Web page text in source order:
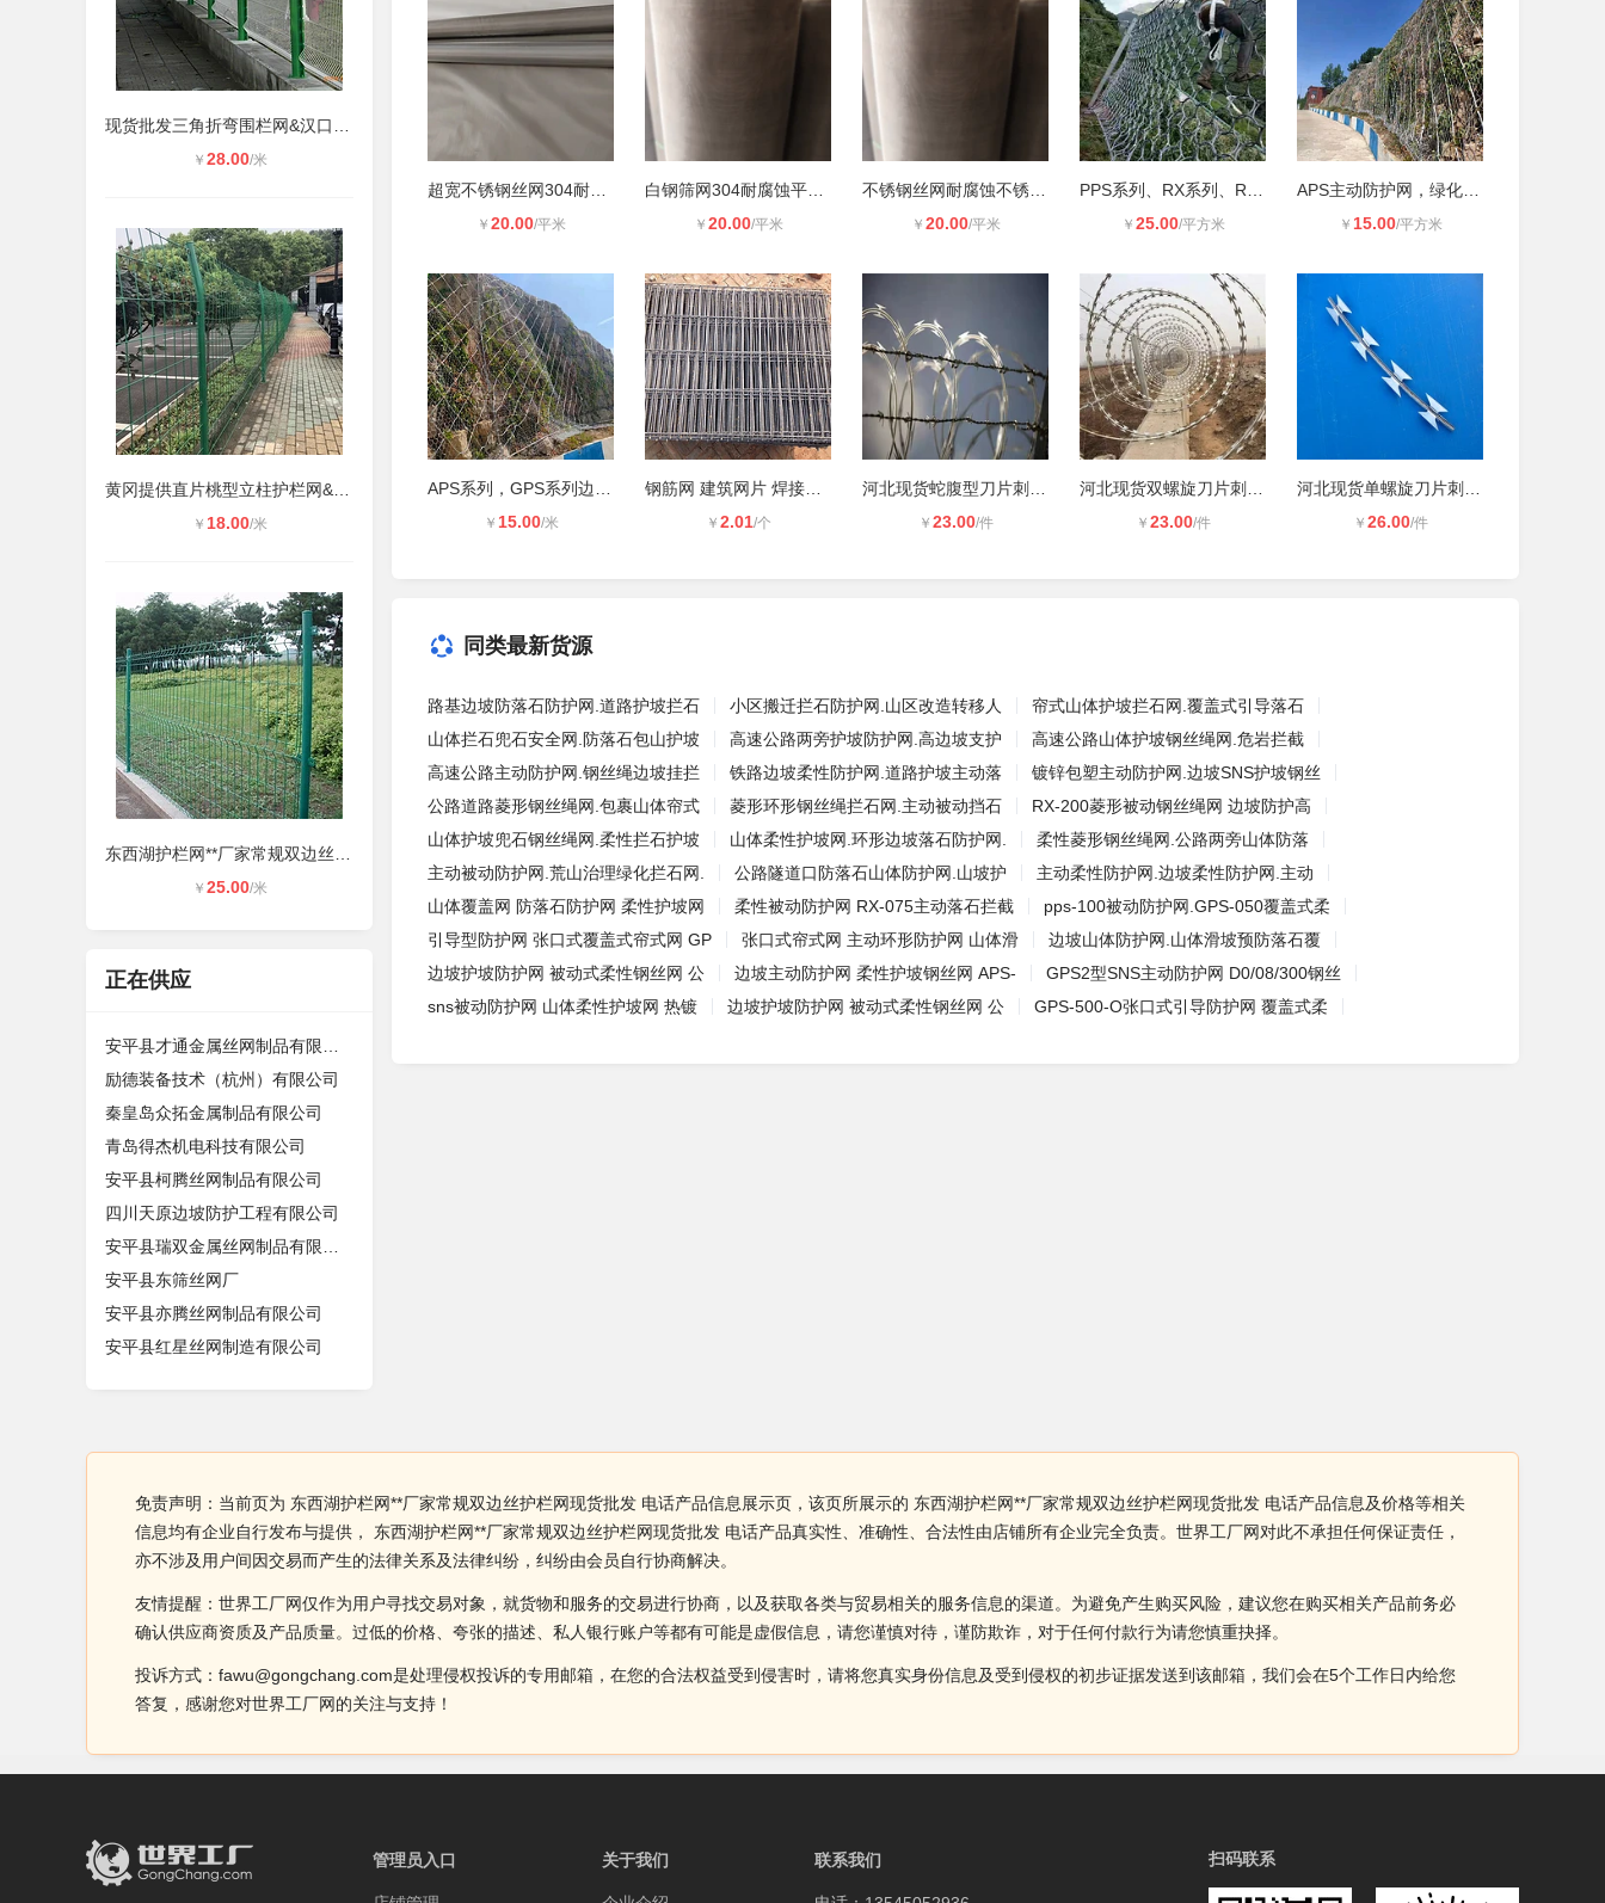
￥ 28.00/米
￥ 18.00/米
￥ 25.00/米
正在供应
励德装备技术（杭州）有限公司
秦皇岛众拓金属制品有限公司
青岛得杰机电科技有限公司
安平县柯腾丝网制品有限公司
四川天原边坡防护工程有限公司
安平县东筛丝网厂
安平县亦腾丝网制品有限公司
安平县红星丝网制造有限公司
￥ 20.00/平米 ￥ 20.00/平米 ￥ 20.00/平米 ￥ 25.00/平方米 ￥ 15.00/平方米
￥ 15.00/米 ￥ 2.01/个 ￥ 23.00/件 ￥ 23.00/件 ￥ 26.00/件
同类最新货源
路基边坡防落石防护网.道路护坡拦石 小区搬迁拦石防护网.山区改造转移人
帘式山体护坡拦石网.覆盖式引导落石
山体拦石兜石安全网.防落石包山护坡
高速公路两旁护坡防护网.高边坡支护
高速公路山体护坡钢丝绳网.危岩拦截
高速公路主动防护网.钢丝绳边坡挂拦
铁路边坡柔性防护网.道路护坡主动落
镀锌包塑主动防护网.边坡SNS护坡钢丝
公路道路菱形钢丝绳网.包裹山体帘式
菱形环形钢丝绳拦石网.主动被动挡石
RX-200菱形被动钢丝绳网 边坡防护高
山体护坡兜石钢丝绳网.柔性拦石护坡
山体柔性护坡网.环形边坡落石防护网.
柔性菱形钢丝绳网.公路两旁山体防落
主动被动防护网.荒山治理绿化拦石网.
公路隧道口防落石山体防护网.山坡护
主动柔性防护网.边坡柔性防护网.主动
山体覆盖网 防落石防护网 柔性护坡网
柔性被动防护网 RX-075主动落石拦截
pps-100被动防护网.GPS-050覆盖式柔
引导型防护网 张口式覆盖式帘式网 GP
张口式帘式网 主动环形防护网 山体滑
边坡山体防护网.山体滑坡预防落石覆
边坡护坡防护网 被动式柔性钢丝网 公
边坡主动防护网 柔性护坡钢丝网 APS-
GPS2型SNS主动防护网 D0/08/300钢丝
sns被动防护网 山体柔性护坡网 热镀
边坡护坡防护网 被动式柔性钢丝网 公 GPS-500-O张口式引导防护网 覆盖式柔
免责声明：当前页为 东西湖护栏网**厂家常规双边丝护栏网现货批发 电话产品信息展示页，该页所展示的 东西湖护栏网**厂家常规双边丝护栏网现货批发 电话产品信息及价格等相关
信息均有企业自行发布与提供， 东西湖护栏网**厂家常规双边丝护栏网现货批发 电话产品真实性、准确性、合法性由店铺所有企业完全负责。世界工厂网对此不承担任何保证责任，
亦不涉及用户间因交易而产生的法律关系及法律纠纷，纠纷由会员自行协商解决。
友情提醒：世界工厂网仅作为用户寻找交易对象，就货物和服务的交易进行协商，以及获取各类与贸易相关的服务信息的渠道。为避免产生购买风险，建议您在购买相关产品前务必
确认供应商资质及产品质量。过低的价格、夸张的描述、私人银行账户等都有可能是虚假信息，请您谨慎对待，谨防欺诈，对于任何付款行为请您慎重抉择。
投诉方式：fawu@gongchang.com是处理侵权投诉的专用邮箱，在您的合法权益受到侵害时，请将您真实身份信息及受到侵权的初步证据发送到该邮箱，我们会在5个工作日内给您
答复，感谢您对世界工厂网的关注与支持！
管理员入口 关于我们 联系我们 扫码联系